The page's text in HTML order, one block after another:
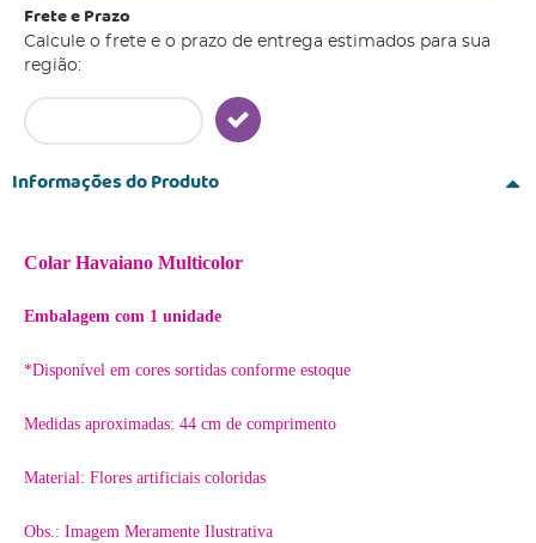
Frete e Prazo
Calcule o frete e o prazo de entrega estimados para sua
região:
Informações do Produto
Colar Havaiano Multicolor
Embalagem com 1 unidade
*Disponível em cores sortidas conforme estoque
Medidas aproximadas: 44 cm de comprimento
Material: Flores artificiais coloridas
Obs.: Imagem Meramente Ilustrativa